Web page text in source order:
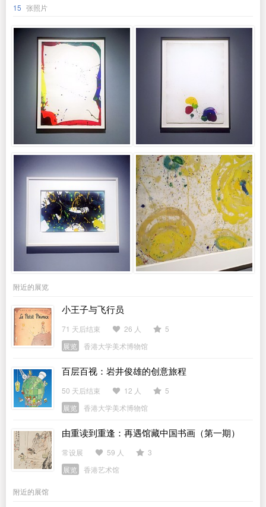
15 张照片
附近的展览
小王子与飞行员
71 天后结束 26 人
5
展览
香港大学美术博物馆
百层百视：岩井俊雄的创意旅程
50 天后结束 12 人
5
展览
香港大学美术博物馆
由重读到重逢：再遇馆藏中国书画（第一期）
常设展 59 人
3
展览
香港艺术馆
附近的展馆